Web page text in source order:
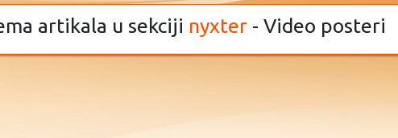
artikala u sekciji nyxter - Video posteri